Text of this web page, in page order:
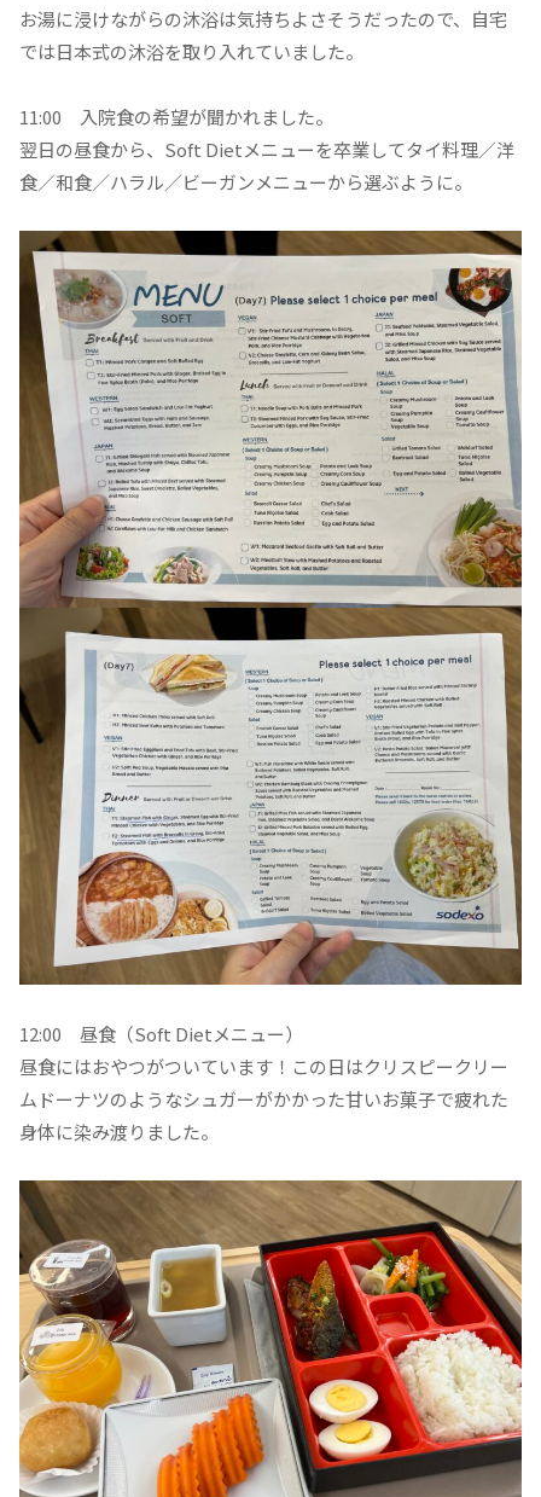
お湯に浸けながらの沐浴は気持ちよさそうだったので、自宅
では日本式の沐浴を取り入れていました。
11:00 入院食の希望が聞かれました。
翌日の昼食から、Soft Dietメニューを卒業してタイ料理／洋
食／和食／ハラル／ビーガンメニューから選ぶように。
12:00 昼食（Soft Dietメニュー）
昼食にはおやつがついています！この日はクリスピークリー
ムドーナツのようなシュガーがかかった甘いお菓子で疲れた
身体に染み渡りました。